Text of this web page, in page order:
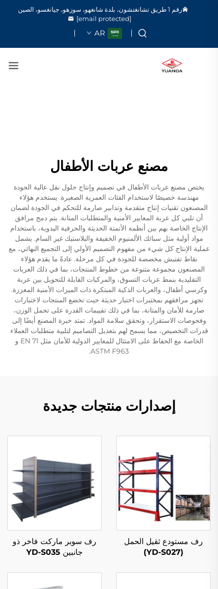
رقم 1 طريق تشانغتشون، بلدة شانغهو، سوزهو، جيانغسو، الصين
[email protected]
AR
مصنع عربات الأطفال
يختص مصنع عربات الأطفال في تصميم وإنتاج حلول نقل عالية الجودة
مهندسة خصيصًا لاستخدام الفئات العمرية الصغيرة. يستخدم هؤلاء
المصنعون تقنيات إنتاج متقدمة وتدابير صارمة للتحكم في الجودة لضمان
أن تلبي كل عربة المعايير الأمنية والمتطلبات المتانة. يتم دمج مرافق
الإنتاج الخاصة بهم بين أنظمة الأتمتة الحديثة والحرفية اليدوية، باستخدام
مواد أولية مثل سبائك الألمنيوم الخفيفة والبلاستيك غير السام. يشمل
عملية الإنتاج كل شيء من مفهوم التصميم الأولي إلى التجميع النهائي، مع
نقاط تفتيش مخصصة للجودة في كل مرحلة. عادةً ما يقدم هؤلاء
المصنعون مجموعة متنوعة من خطوط المنتجات، بما في ذلك العربات
التقليدية بنمط عربات التسوق، والمركبات القابلة للتحويل بين عربة
وكرسي أطفال، والعربات الذكية المبتكرة ذات الميزات الأمنية المعززة.
تجهز مرافقهم بمختبرات اختبار حديثة حيث تخضع المنتجات لاختبارات
صارمة للأمان والمتانة، بما في ذلك تقييمات القدرة على تحمل الوزن،
وفحوصات الاستقرار، وتحقق سلامة المواد. تمتد خبرة المصنع أيضًا إلى
قدرات التخصيص، مما يسمح لهم بتعديل التصاميم لتلبية متطلبات العملاء
الخاصة مع الحفاظ على الامتثال للمعايير الدولية للأمان مثل EN 71 و
ASTM F963.
إصدارات منتجات جديدة
رف مستودع ثقيل الحمل
(YD-S027)
رف سوبر ماركت فاخر ذو
جانبين YD-S035